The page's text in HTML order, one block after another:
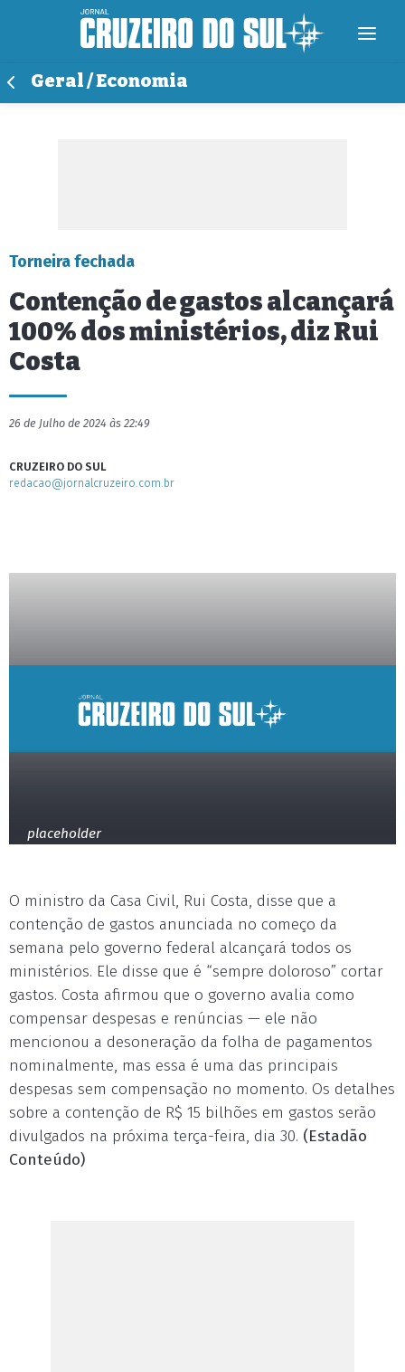
Geral / Economia
Torneira fechada
Contenção de gastos alcançará
100% dos ministérios, diz Rui
Costa
26 de Julho de 2024 às 22:49
CRUZEIRO DO SUL
redacao@jornalcruzeiro.com.br
placeholder
O ministro da Casa Civil, Rui Costa, disse que a
contenção de gastos anunciada no começo da
semana pelo governo federal alcançará todos os
ministérios. Ele disse que é “sempre doloroso” cortar
gastos. Costa afirmou que o governo avalia como
compensar despesas e renúncias — ele não
mencionou a desoneração da folha de pagamentos
nominalmente, mas essa é uma das principais
despesas sem compensação no momento. Os detalhes
sobre a contenção de R$ 15 bilhões em gastos serão
divulgados na próxima terça-feira, dia 30. (Estadão
Conteúdo)